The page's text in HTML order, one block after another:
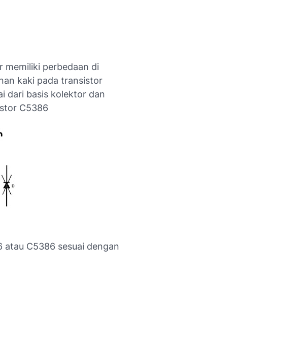
memiliki perbedaan di
kaki pada transistor
dari basis kolektor dan
C5386
C5386 sesuai dengan